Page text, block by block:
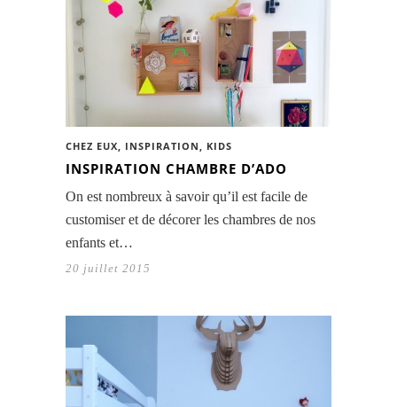
CHEZ EUX, INSPIRATION, KIDS
INSPIRATION CHAMBRE D’ADO
On est nombreux à savoir qu’il est facile de
customiser et de décorer les chambres de nos
enfants et…
20 juillet 2015